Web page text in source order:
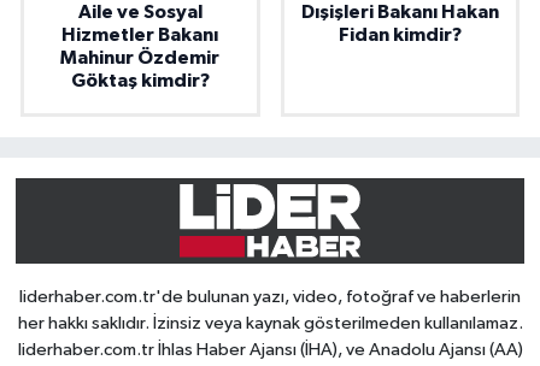
Aile ve Sosyal
Hizmetler Bakanı
Mahinur Özdemir
Göktaş kimdir?
Dışişleri Bakanı Hakan
Fidan kimdir?
liderhaber.com.tr'de bulunan yazı, video, fotoğraf ve haberlerin
her hakkı saklıdır. İzinsiz veya kaynak gösterilmeden kullanılamaz.
liderhaber.com.tr İhlas Haber Ajansı (İHA), ve Anadolu Ajansı (AA)